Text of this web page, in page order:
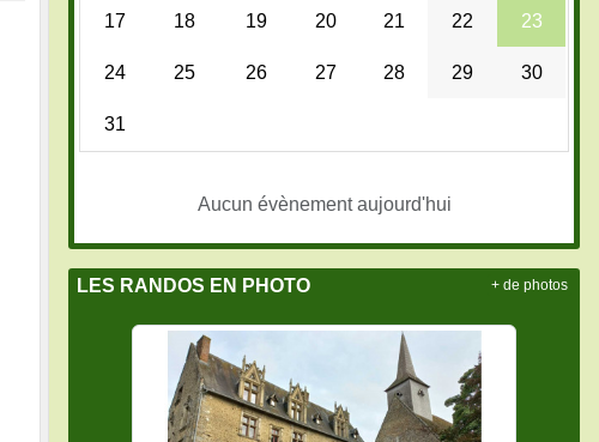
17 18 19 20 21 22 23
24 25 26 27 28 29 30
31
Aucun évènement aujourd'hui
LES RANDOS EN PHOTO + de photos